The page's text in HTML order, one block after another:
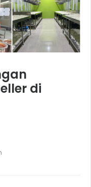
di